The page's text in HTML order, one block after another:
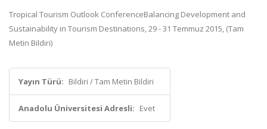
Tropical Tourism Outlook ConferenceBalancing Development and
Sustainability in Tourism Destinations, 29 - 31 Temmuz 2015, (Tam
Metin Bildiri)
Yayın Türü: Bildiri / Tam Metin Bildiri
Anadolu Üniversitesi Adresli: Evet